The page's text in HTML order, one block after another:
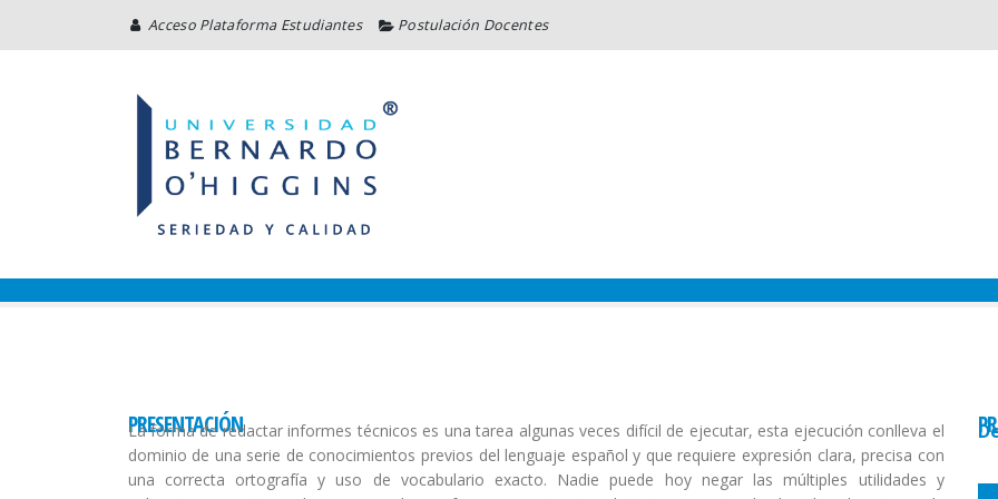
Acceso Plataforma Estudiantes Postulación Docentes
PRESENTACIÓN
La forma de redactar informes técnicos es una tarea algunas veces difícil de ejecutar, esta ejecución conlleva el
dominio de una serie de conocimientos previos del lenguaje español y que requiere expresión clara, precisa con
una correcta ortografía y uso de vocabulario exacto. Nadie puede hoy negar las múltiples utilidades y